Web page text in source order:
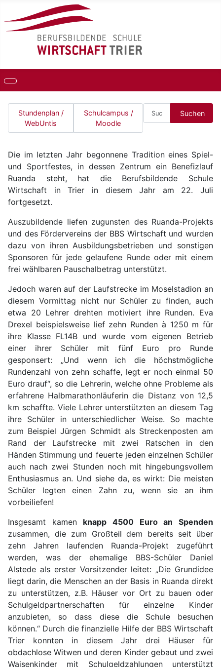
Stundenplan /
WebUntis
Schulcampus /
Moodle
Suchen Suchen
Die im letzten Jahr begonnene Tradition eines Spiel-
und Sportfestes, in dessen Zentrum ein Benefizlauf
Ruanda steht, hat die Berufsbildende Schule
Wirtschaft in Trier in diesem Jahr am 22. Juli
fortgesetzt.
Auszubildende liefen zugunsten des Ruanda-Projekts
und des Fördervereins der BBS Wirtschaft und wurden
dazu von ihren Ausbildungsbetrieben und sonstigen
Sponsoren für jede gelaufene Runde oder mit einem
frei wählbaren Pauschalbetrag unterstützt.
Jedoch waren auf der Laufstrecke im Moselstadion an
diesem Vormittag nicht nur Schüler zu finden, auch
etwa 20 Lehrer drehten motiviert ihre Runden. Eva
Drexel beispielsweise lief zehn Runden à 1250 m für
ihre Klasse FL14B und wurde vom eigenen Betrieb
einer ihrer Schüler mit fünf Euro pro Runde
gesponsert: „Und wenn ich die höchstmögliche
Rundenzahl von zehn schaffe, legt er noch einmal 50
Euro drauf“, so die Lehrerin, welche ohne Probleme als
erfahrene Halbmarathonläuferin die Distanz von 12,5
km schaffte. Viele Lehrer unterstützten an diesem Tag
ihre Schüler in unterschiedlicher Weise. So machte
zum Beispiel Jürgen Schmidt als Streckenposten am
Rand der Laufstrecke mit zwei Ratschen in den
Händen Stimmung und feuerte jeden einzelnen Schüler
auch nach zwei Stunden noch mit hingebungsvollem
Enthusiasmus an. Und siehe da, es wirkt: Die meisten
Schüler legten einen Zahn zu, wenn sie an ihm
vorbeiliefen!
Insgesamt kamen knapp 4500 Euro an Spenden
zusammen, die zum Großteil dem bereits seit über
zehn Jahren laufenden Ruanda-Projekt zugeführt
werden, was der ehemalige BBS-Schüler Daniel
Alstede als erster Vorsitzender leitet: „Die Grundidee
liegt darin, die Menschen an der Basis in Ruanda direkt
zu unterstützen, z.B. Häuser vor Ort zu bauen oder
Schulgeldpartnerschaften für einzelne Kinder
anzubieten, so dass diese die Schule besuchen
können.“ Durch die finanzielle Hilfe der BBS Wirtschaft
Trier konnten in diesem Jahr drei Häuser für
obdachlose Witwen und deren Kinder gebaut und zwei
Waisenkinder mit Schulgeldzahlungen unterstützt